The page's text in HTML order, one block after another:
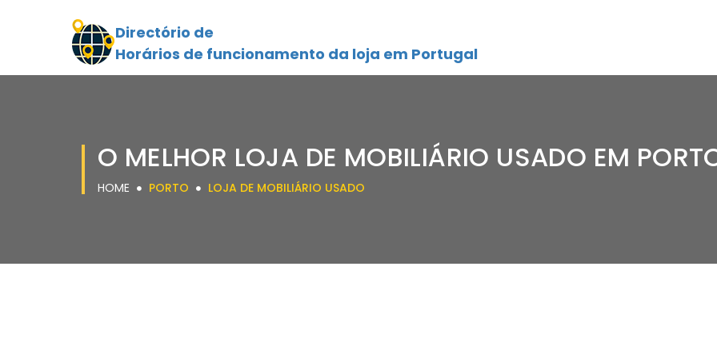
Directório de
Horários de funcionamento da loja em Portugal
O MELHOR LOJA DE MOBILIÁRIO USADO EM
HOME PORTO LOJA DE MOBILIÁRIO USADO